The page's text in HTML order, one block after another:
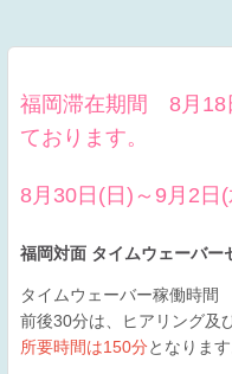
福岡滞在期間 8月18
ております。
8月30日(日)～9月2日
福岡対面 タイムウェーバー
タイムウェーバー稼働時
前後30分は、ヒアリング及
所要時間は150分となります